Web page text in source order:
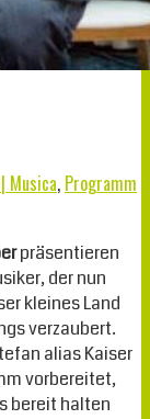
Musica, Programm
präsentieren
der nun
kleines Land
verzaubert.
alias Kaiser
vorbereitet,
bereit halten